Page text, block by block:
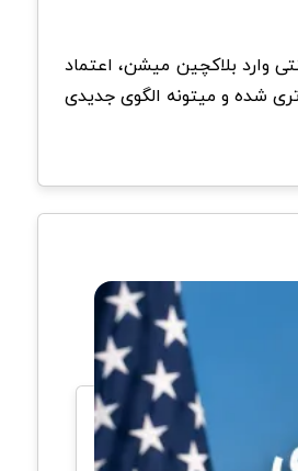
بلاکچین میشن، اعتماد
شده و میتونه الگوی جدیدی